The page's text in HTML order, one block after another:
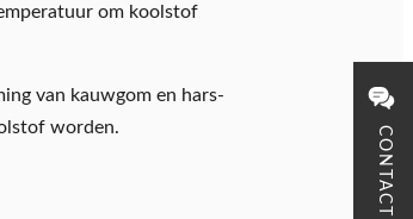
CONTACT
om koolstof
van kauwgom en hars-
worden.